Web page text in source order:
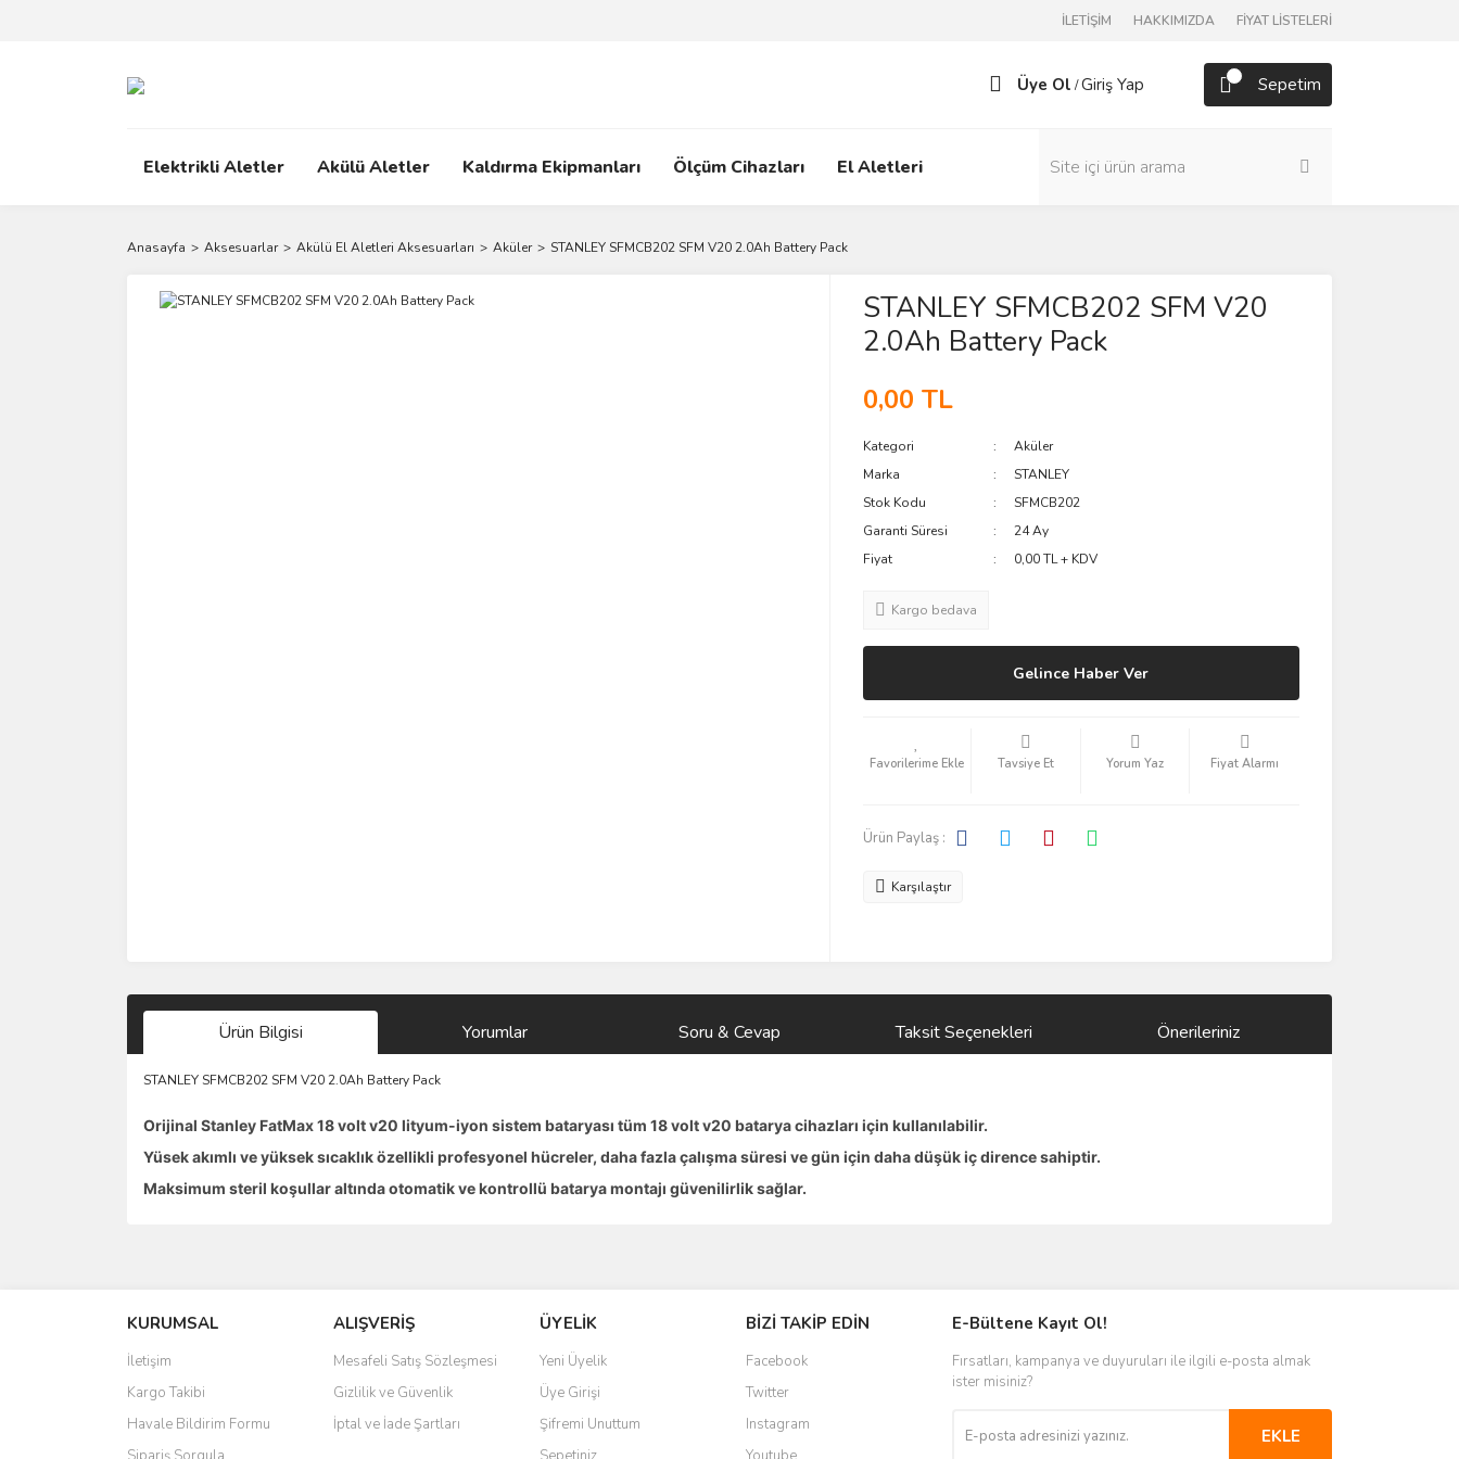
İLETİŞİM HAKKIMIZDA FİYAT LİSTELERİ
Üye Ol /Giriş Yap Sepetim
Elektrikli Aletler Akülü Aletler Kaldırma Ekipmanları Ölçüm Cihazları El Aletleri
Anasayfa Aksesuarlar Akülü El Aletleri Aksesuarları Aküler STANLEY SFMCB202 SFM V20 2.0Ah Battery Pack
STANLEY SFMCB202 SFM V20
2.0Ah Battery Pack
0,00 TL
Kategori
Aküler
Marka
STANLEY
Stok Kodu
SFMCB202
Garanti Süresi
24 Ay
Fiyat
0,00 TL + KDV
Kargo bedava
Gelince Haber Ver
Tavsiye Et Yorum Yaz Fiyat Alarmı
Ürün Paylaş :
Karşılaştır
Ürün Bilgisi Yorumlar Soru & Cevap Taksit Seçenekleri Önerileriniz
STANLEY SFMCB202 SFM V20 2.0Ah Battery Pack
Orijinal Stanley FatMax 18 volt v20 lityum-iyon sistem bataryası tüm 18 volt v20 batarya cihazları için kullanılabilir.
Yüsek akımlı ve yüksek sıcaklık özellikli profesyonel hücreler, daha fazla çalışma süresi ve gün için daha düşük iç dirence sahiptir.
Maksimum steril koşullar altında otomatik ve kontrollü batarya montajı güvenilirlik sağlar.
Ürün resmi kalitesiz, bozuk veya görüntülenemiyor.
Ürün açıklamasında eksik bilgiler bulunuyor.
Ürün bilgilerinde hatalar bulunuyor.
Ürün fiyatı diğer sitelerden daha pahalı.
Bu ürüne benzer farklı alternatifler olmalı.
KURUMSAL
İletişim
Kargo Takibi
Havale Bildirim Formu
ALIŞVERİŞ
Mesafeli Satış Sözleşmesi
Gizlilik ve Güvenlik
İptal ve İade Şartları
ÜYELİK
Yeni Üyelik
Üye Girişi
Şifremi Unuttum
BİZİ TAKİP EDİN
Facebook
Twitter
Instagram
E-Bültene Kayıt Ol!
Fırsatları, kampanya ve duyuruları ile ilgili e-posta almak
ister misiniz?
EKLE